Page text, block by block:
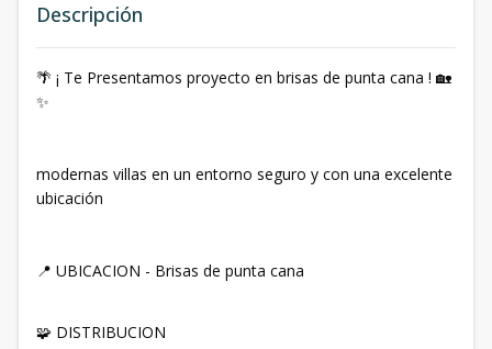
Descripción
🌴 ¡ Te Presentamos proyecto en brisas de punta cana ! 🏡
✨
modernas villas en un entorno seguro y con una excelente
ubicación
📍 UBICACION - Brisas de punta cana
🧩 DISTRIBUCION